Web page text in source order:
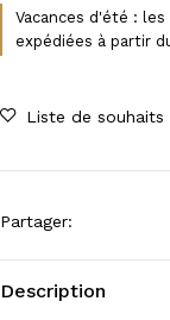
Vacances d'été :
expédiées à partir
Liste de souhaits
Partager:
Description